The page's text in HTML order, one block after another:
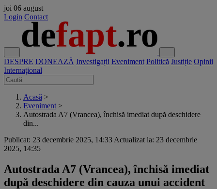
joi 06 august
Login Contact
DESPRE DONEAZĂ Investigații Eveniment Politică Justiție Opinii
Internațional
Acasă >
Eveniment >
Autostrada A7 (Vrancea), închisă imediat după deschidere
din...
Publicat: 23 decembrie 2025, 14:33 Actualizat la: 23 decembrie
2025, 14:35
Autostrada A7 (Vrancea), închisă imediat
după deschidere din cauza unui accident